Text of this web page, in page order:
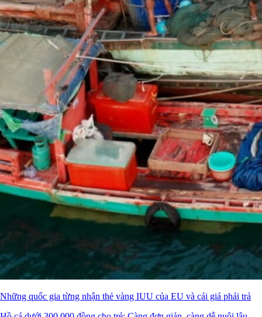
Những quốc gia từng nhận thẻ vàng IUU của EU và cái giá phải trả